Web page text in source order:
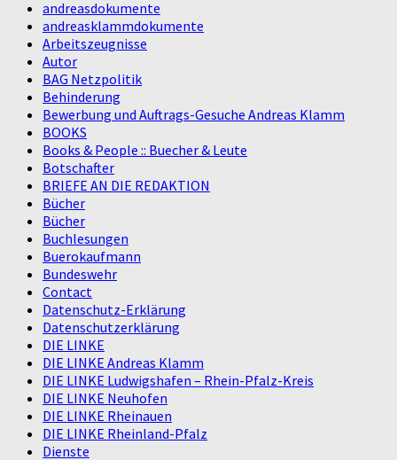
andreasdokumente
andreasklammdokumente
Arbeitszeugnisse
Autor
BAG Netzpolitik
Behinderung
Bewerbung und Auftrags-Gesuche Andreas Klamm
BOOKS
Books & People :: Buecher & Leute
Botschafter
BRIEFE AN DIE REDAKTION
Bücher
Bücher
Buchlesungen
Buerokaufmann
Bundeswehr
Contact
Datenschutz-Erklärung
Datenschutzerklärung
DIE LINKE
DIE LINKE Andreas Klamm
DIE LINKE Ludwigshafen – Rhein-Pfalz-Kreis
DIE LINKE Neuhofen
DIE LINKE Rheinauen
DIE LINKE Rheinland-Pfalz
Dienste